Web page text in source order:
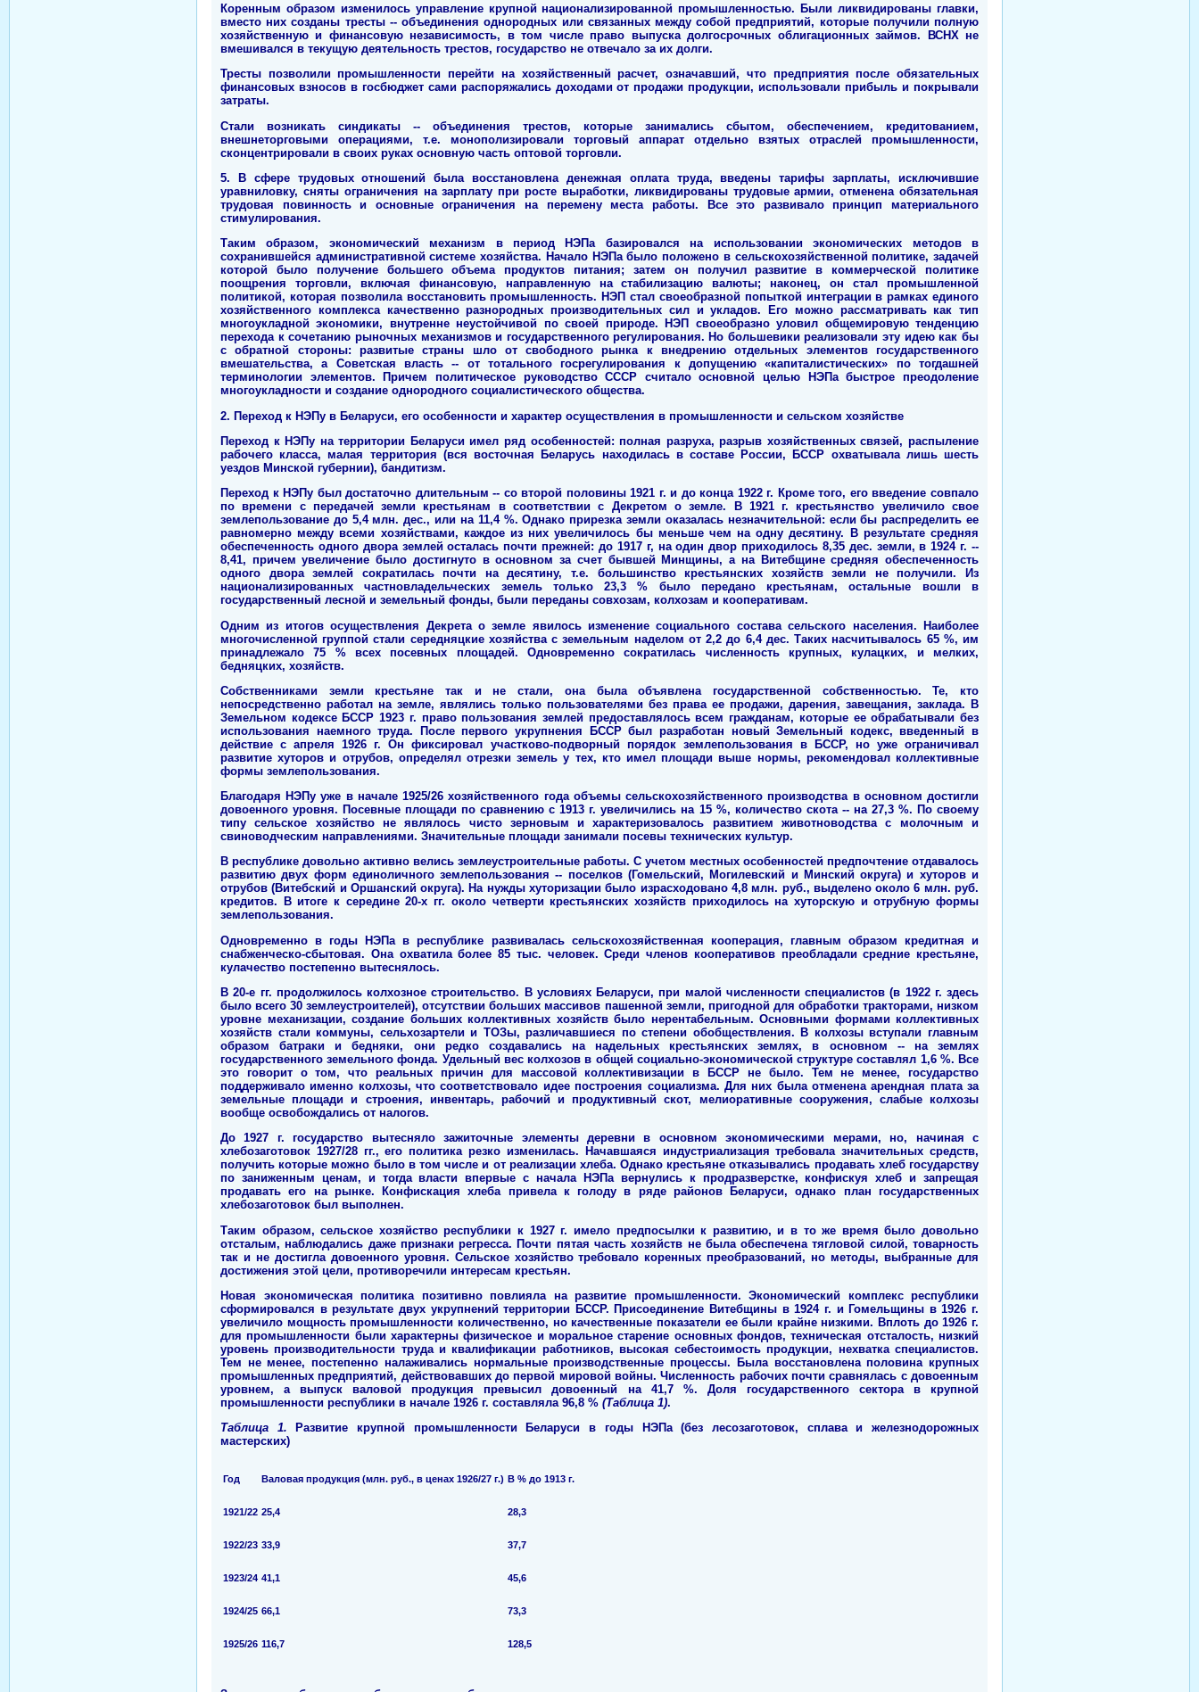
Коренным образом изменилось управление крупной национализированной промышленностью. Были ликвидированы главки,
вместо них созданы тресты -- объединения однородных или связанных между собой предприятий, которые получили полную
хозяйственную и финансовую независимость, в том числе право выпуска долгосрочных облигационных займов. ВСНХ не
вмешивался в текущую деятельность трестов, государство не отвечало за их долги.
Тресты позволили промышленности перейти на хозяйственный расчет, означавший, что предприятия после обязательных
финансовых взносов в госбюджет сами распоряжались доходами от продажи продукции, использовали прибыль и покрывали
затраты.
Стали возникать синдикаты -- объединения трестов, которые занимались сбытом, обеспечением, кредитованием,
внешнеторговыми операциями, т.е. монополизировали торговый аппарат отдельно взятых отраслей промышленности,
сконцентрировали в своих руках основную часть оптовой торговли.
5. В сфере трудовых отношений была восстановлена денежная оплата труда, введены тарифы зарплаты, исключившие
уравниловку, сняты ограничения на зарплату при росте выработки, ликвидированы трудовые армии, отменена обязательная
трудовая повинность и основные ограничения на перемену места работы. Все это развивало принцип материального
стимулирования.
Таким образом, экономический механизм в период НЭПа базировался на использовании экономических методов в
сохранившейся административной системе хозяйства. Начало НЭПа было положено в сельскохозяйственной политике, задачей
которой было получение большего объема продуктов питания; затем он получил развитие в коммерческой политике
поощрения торговли, включая финансовую, направленную на стабилизацию валюты; наконец, он стал промышленной
политикой, которая позволила восстановить промышленность. НЭП стал своеобразной попыткой интеграции в рамках единого
хозяйственного комплекса качественно разнородных производительных сил и укладов. Его можно рассматривать как тип
многоукладной экономики, внутренне неустойчивой по своей природе. НЭП своеобразно уловил общемировую тенденцию
перехода к сочетанию рыночных механизмов и государственного регулирования. Но большевики реализовали эту идею как бы
с обратной стороны: развитые страны шло от свободного рынка к внедрению отдельных элементов государственного
вмешательства, а Советская власть -- от тотального госрегулирования к допущению «капиталистических» по тогдашней
терминологии элементов. Причем политическое руководство СССР считало основной целью НЭПа быстрое преодоление
многоукладности и создание однородного социалистического общества.
2. Переход к НЭПу в Беларуси, его особенности и характер осуществления в промышленности и сельском хозяйстве
Переход к НЭПу на территории Беларуси имел ряд особенностей: полная разруха, разрыв хозяйственных связей, распыление
рабочего класса, малая территория (вся восточная Беларусь находилась в составе России, БССР охватывала лишь шесть
уездов Минской губернии), бандитизм.
Переход к НЭПу был достаточно длительным -- со второй половины 1921 г. и до конца 1922 г. Кроме того, его введение совпало
по времени с передачей земли крестьянам в соответствии с Декретом о земле. В 1921 г. крестьянство увеличило свое
землепользование до 5,4 млн. дес., или на 11,4 %. Однако прирезка земли оказалась незначительной: если бы распределить ее
равномерно между всеми хозяйствами, каждое из них увеличилось бы меньше чем на одну десятину. В результате средняя
обеспеченность одного двора землей осталась почти прежней: до 1917 г, на один двор приходилось 8,35 дес. земли, в 1924 г. --
8,41, причем увеличение было достигнуто в основном за счет бывшей Минщины, а на Витебщине средняя обеспеченность
одного двора землей сократилась почти на десятину, т.е. большинство крестьянских хозяйств земли не получили. Из
национализированных частновладельческих земель только 23,3 % было передано крестьянам, остальные вошли в
государственный лесной и земельный фонды, были переданы совхозам, колхозам и кооперативам.
Одним из итогов осуществления Декрета о земле явилось изменение социального состава сельского населения. Наиболее
многочисленной группой стали середняцкие хозяйства с земельным наделом от 2,2 до 6,4 дес. Таких насчитывалось 65 %, им
принадлежало 75 % всех посевных площадей. Одновременно сократилась численность крупных, кулацких, и мелких,
бедняцких, хозяйств.
Собственниками земли крестьяне так и не стали, она была объявлена государственной собственностью. Те, кто
непосредственно работал на земле, являлись только пользователями без права ее продажи, дарения, завещания, заклада. В
Земельном кодексе БССР 1923 г. право пользования землей предоставлялось всем гражданам, которые ее обрабатывали без
использования наемного труда. После первого укрупнения БССР был разработан новый Земельный кодекс, введенный в
действие с апреля 1926 г. Он фиксировал участково-подворный порядок землепользования в БССР, но уже ограничивал
развитие хуторов и отрубов, определял отрезки земель у тех, кто имел площади выше нормы, рекомендовал коллективные
формы землепользования.
Благодаря НЭПу уже в начале 1925/26 хозяйственного года объемы сельскохозяйственного производства в основном достигли
довоенного уровня. Посевные площади по сравнению с 1913 г. увеличились на 15 %, количество скота -- на 27,3 %. По своему
типу сельское хозяйство не являлось чисто зерновым и характеризовалось развитием животноводства с молочным и
свиноводческим направлениями. Значительные площади занимали посевы технических культур.
В республике довольно активно велись землеустроительные работы. С учетом местных особенностей предпочтение отдавалось
развитию двух форм единоличного землепользования -- поселков (Гомельский, Могилевский и Минский округа) и хуторов и
отрубов (Витебский и Оршанский округа). На нужды хуторизации было израсходовано 4,8 млн. руб., выделено около 6 млн. руб.
кредитов. В итоге к середине 20-х гг. около четверти крестьянских хозяйств приходилось на хуторскую и отрубную формы
землепользования.
Одновременно в годы НЭПа в республике развивалась сельскохозяйственная кооперация, главным образом кредитная и
снабженческо-сбытовая. Она охватила более 85 тыс. человек. Среди членов кооперативов преобладали средние крестьяне,
кулачество постепенно вытеснялось.
В 20-е гг. продолжилось колхозное строительство. В условиях Беларуси, при малой численности специалистов (в 1922 г. здесь
было всего 30 землеустроителей), отсутствии больших массивов пашенной земли, пригодной для обработки тракторами, низком
уровне механизации, создание больших коллективных хозяйств было нерентабельным. Основными формами коллективных
хозяйств стали коммуны, сельхозартели и ТОЗы, различавшиеся по степени обобществления. В колхозы вступали главным
образом батраки и бедняки, они редко создавались на надельных крестьянских землях, в основном -- на землях
государственного земельного фонда. Удельный вес колхозов в общей социально-экономической структуре составлял 1,6 %. Все
это говорит о том, что реальных причин для массовой коллективизации в БССР не было. Тем не менее, государство
поддерживало именно колхозы, что соответствовало идее построения социализма. Для них была отменена арендная плата за
земельные площади и строения, инвентарь, рабочий и продуктивный скот, мелиоративные сооружения, слабые колхозы
вообще освобождались от налогов.
До 1927 г. государство вытесняло зажиточные элементы деревни в основном экономическими мерами, но, начиная с
хлебозаготовок 1927/28 гг., его политика резко изменилась. Начавшаяся индустриализация требовала значительных средств,
получить которые можно было в том числе и от реализации хлеба. Однако крестьяне отказывались продавать хлеб государству
по заниженным ценам, и тогда власти впервые с начала НЭПа вернулись к продразверстке, конфискуя хлеб и запрещая
продавать его на рынке. Конфискация хлеба привела к голоду в ряде районов Беларуси, однако план государственных
хлебозаготовок был выполнен.
Таким образом, сельское хозяйство республики к 1927 г. имело предпосылки к развитию, и в то же время было довольно
отсталым, наблюдались даже признаки регресса. Почти пятая часть хозяйств не была обеспечена тягловой силой, товарность
так и не достигла довоенного уровня. Сельское хозяйство требовало коренных преобразований, но методы, выбранные для
достижения этой цели, противоречили интересам крестьян.
Новая экономическая политика позитивно повлияла на развитие промышленности. Экономический комплекс республики
сформировался в результате двух укрупнений территории БССР. Присоединение Витебщины в 1924 г. и Гомельщины в 1926 г.
увеличило мощность промышленности количественно, но качественные показатели ее были крайне низкими. Вплоть до 1926 г.
для промышленности были характерны физическое и моральное старение основных фондов, техническая отсталость, низкий
уровень производительности труда и квалификации работников, высокая себестоимость продукции, нехватка специалистов.
Тем не менее, постепенно налаживались нормальные производственные процессы. Была восстановлена половина крупных
промышленных предприятий, действовавших до первой мировой войны. Численность рабочих почти сравнялась с довоенным
уровнем, а выпуск валовой продукция превысил довоенный на 41,7 %. Доля государственного сектора в крупной
промышленности республики в начале 1926 г. составляла 96,8 % (Таблица 1).
Таблица 1.
Развитие крупной промышленности Беларуси в годы НЭПа (без лесозаготовок, сплава и железнодорожных
мастерских)
Год Валовая продукция (млн. руб., в ценах 1926/27 г.) В % до 1913 г.
1921/22 25,4 28,3
1922/23 33,9 37,7
1923/24 41,1 45,6
1924/25 66,1 73,3
1925/26 116,7 128,5